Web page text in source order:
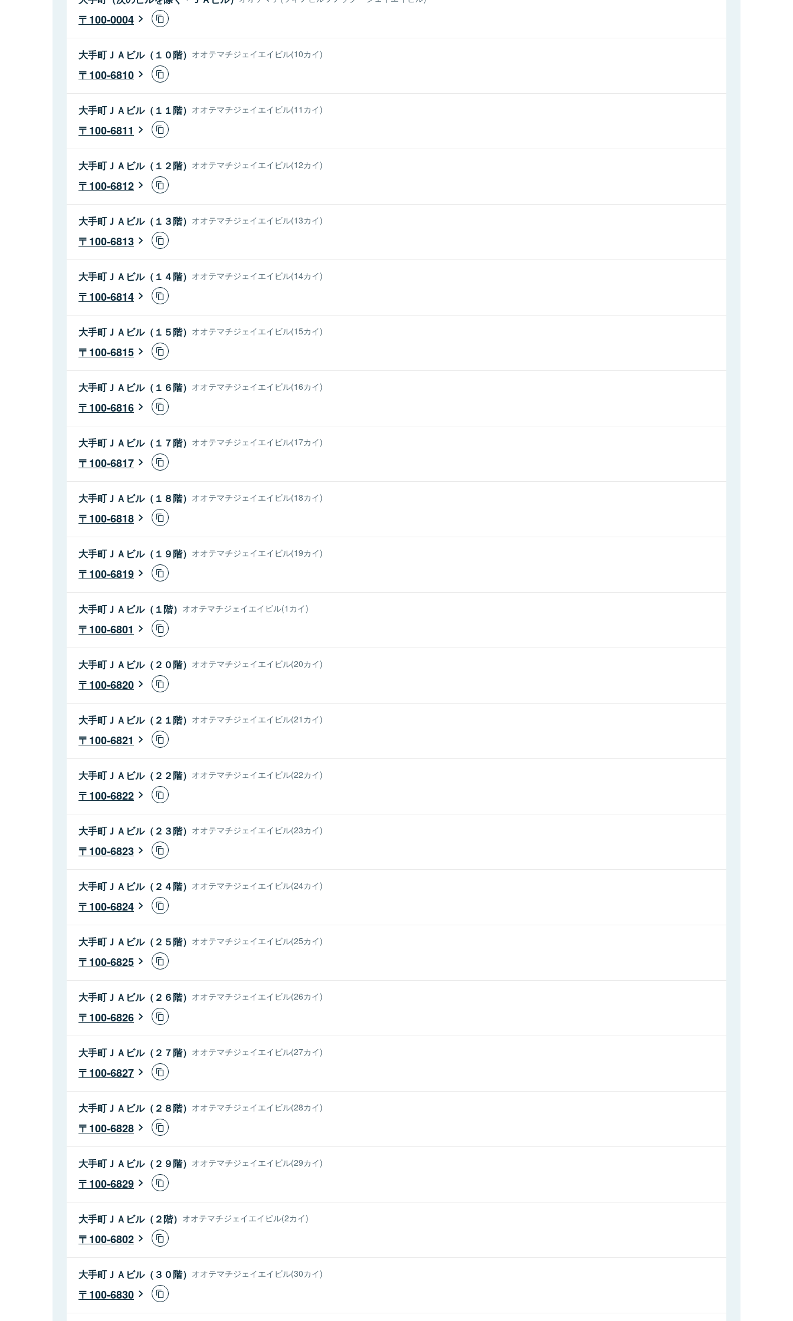
100-0004
大手町ＪＡビル（１０階） オオテマチジェイエイビル(10カイ)
100-6810
大手町ＪＡビル（１１階） オオテマチジェイエイビル(11カイ)
100-6811
大手町ＪＡビル（１２階） オオテマチジェイエイビル(12カイ)
100-6812
大手町ＪＡビル（１３階） オオテマチジェイエイビル(13カイ)
100-6813
大手町ＪＡビル（１４階） オオテマチジェイエイビル(14カイ)
100-6814
大手町ＪＡビル（１５階） オオテマチジェイエイビル(15カイ)
100-6815
大手町ＪＡビル（１６階） オオテマチジェイエイビル(16カイ)
100-6816
大手町ＪＡビル（１７階） オオテマチジェイエイビル(17カイ)
100-6817
大手町ＪＡビル（１８階） オオテマチジェイエイビル(18カイ)
100-6818
大手町ＪＡビル（１９階） オオテマチジェイエイビル(19カイ)
100-6819
大手町ＪＡビル（１階） オオテマチジェイエイビル(1カイ)
100-6801
大手町ＪＡビル（２０階） オオテマチジェイエイビル(20カイ)
100-6820
大手町ＪＡビル（２１階） オオテマチジェイエイビル(21カイ)
100-6821
大手町ＪＡビル（２２階） オオテマチジェイエイビル(22カイ)
100-6822
大手町ＪＡビル（２３階） オオテマチジェイエイビル(23カイ)
100-6823
大手町ＪＡビル（２４階） オオテマチジェイエイビル(24カイ)
100-6824
大手町ＪＡビル（２５階） オオテマチジェイエイビル(25カイ)
100-6825
大手町ＪＡビル（２６階） オオテマチジェイエイビル(26カイ)
100-6826
大手町ＪＡビル（２７階） オオテマチジェイエイビル(27カイ)
100-6827
大手町ＪＡビル（２８階） オオテマチジェイエイビル(28カイ)
100-6828
大手町ＪＡビル（２９階） オオテマチジェイエイビル(29カイ)
100-6829
大手町ＪＡビル（２階） オオテマチジェイエイビル(2カイ)
100-6802
大手町ＪＡビル（３０階） オオテマチジェイエイビル(30カイ)
100-6830